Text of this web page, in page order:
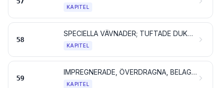
KAPITEL
58
SPECIELLA VÄVNADER; TUFTADE DUKVAROR AV TEXTILMATERIAL; SPETSAR; TAPISSERIER; SNÖRMAKERIARBETEN; BRODERIER
KAPITEL
59
IMPREGNERADE, ÖVERDRAGNA, BELAGDA ELLER LAMINERADE TEXTILVÄVNADER; TEXTILVAROR FÖR TEKNISKT BRUK
KAPITEL